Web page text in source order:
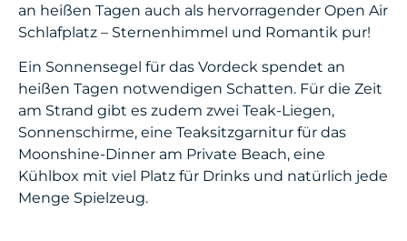
an heißen Tagen auch als hervorragender Open Air
Schlafplatz – Sternenhimmel und Romantik pur!
Ein Sonnensegel für das Vordeck spendet an
heißen Tagen notwendigen Schatten. Für die Zeit
am Strand gibt es zudem zwei Teak-Liegen,
Sonnenschirme, eine Teaksitzgarnitur für das
Moonshine-Dinner am Private Beach, eine
Kühlbox mit viel Platz für Drinks und natürlich jede
Menge Spielzeug.